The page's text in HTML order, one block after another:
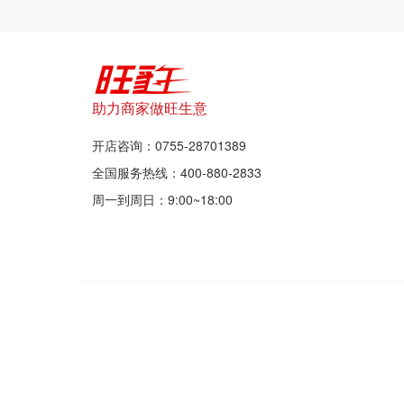
助力商家做旺生意
开店咨询：0755-28701389
全国服务热线：400-880-2833
周一到周日：9:00~18:00